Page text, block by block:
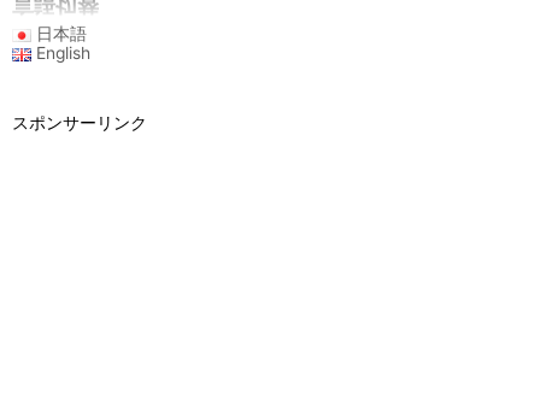
日本語
English
スポンサーリンク